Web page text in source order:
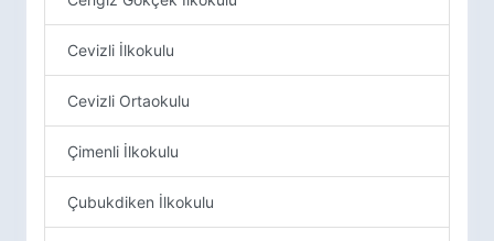
Cevizli İlkokulu
Cevizli Ortaokulu
Çimenli İlkokulu
Çubukdiken İlkokulu